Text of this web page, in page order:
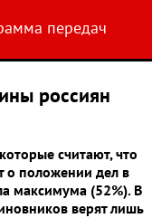
передач
россиян
считают, что
о положении дел в
максимума (52%). В
верят лишь